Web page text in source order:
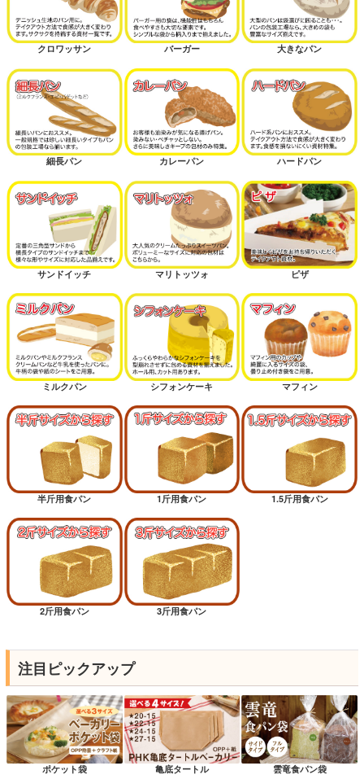
クロワッサン バーガー 大きなパン
細長パン カレーパン ハードパン
サンドイッチ マリトッツォ ピザ
ミルクパン シフォンケーキ マフィン
半斤用食パン 1斤用食パン 1.5斤用食パン
2斤用食パン 3斤用食パン
注目ピックアップ
ポケット袋 亀底タートル 雲竜食パン袋